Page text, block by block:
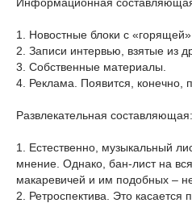
1. Новостные блоки с
2. Записи интервью, взятые из
3. Собственные материалы.
4. Реклама. Появится, конечно,
Развлекательная составляющая:
1. Естественно, музыкальный
мнение. Однако, бан-лист на
макаревичей и им подобных –
2. Ретроспектива. Это касается